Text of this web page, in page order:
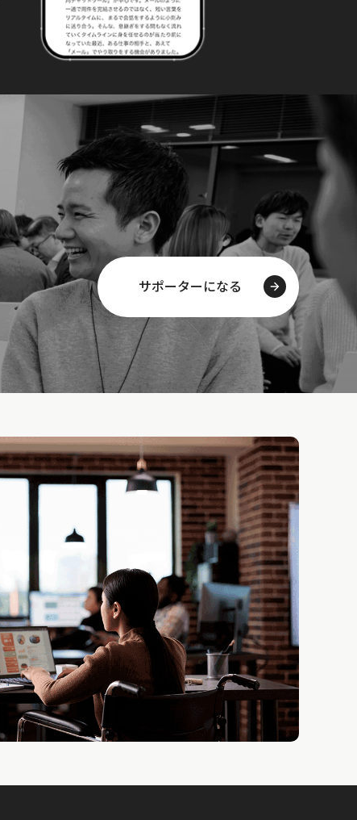
サポーターになる